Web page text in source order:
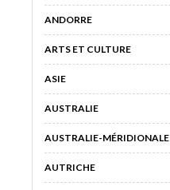
ANDORRE
ARTS ET CULTURE
ASIE
AUSTRALIE
AUSTRALIE-MÉRIDIONALE
AUTRICHE